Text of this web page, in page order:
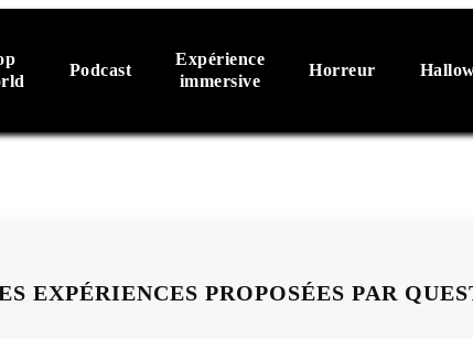
Podcast
Expérience
immersive
Horreur
EXPÉRIENCES PROPOSÉES PAR